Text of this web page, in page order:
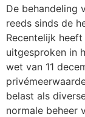
De behandeling
reeds sinds de
Recentelijk
uitgesproken in
wet van 11
belast als
normale beheer